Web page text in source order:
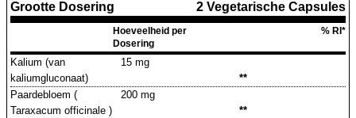
Grootte Dosering 2 Vegetarische Capsules
Hoeveelheid per
Dosering
% RI*
Kalium (van
kaliumgluconaat)
15 mg
**
Paardebloem (
Taraxacum officinale )
200 mg
**